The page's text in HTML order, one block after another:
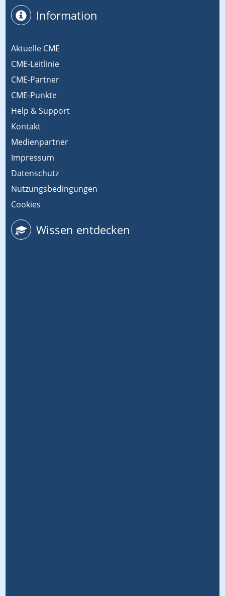
Information
Aktuelle CME
CME-Leitlinie
CME-Partner
CME-Punkte
Help & Support
Kontakt
Medienpartner
Impressum
Datenschutz
Nutzungsbedingungen
Cookies
Wissen entdecken